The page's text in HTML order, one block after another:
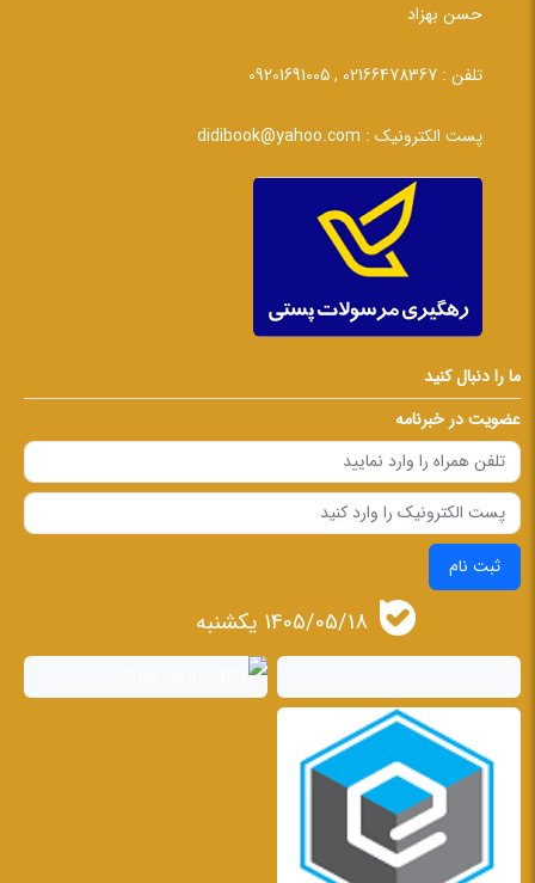
حسن بهزاد
تلفن : 02166478367 , 09201691005
پست الکترونیک : didibook@yahoo.com
ما را دنبال کنید
عضویت در خبرنامه
ثبت نام
1405/05/18 يكشنبه